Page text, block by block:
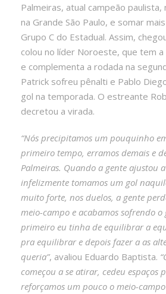
Palmeiras, atual campeão paulista,
na Grande São Paulo, e somar
Grupo C do Estadual. Assim,
colou no líder Noroeste, que tem
e complementa a rodada na
Patrick sofreu pênalti e Pablo
gol na temporada. O estreante
decretou a virada.
“Nós precipitamos um pouquinho
primeiro tempo, erramos demais e
Palmeiras. Quando a gente ajustou
infelizmente tomamos um gol
muito forte, nos duelos, a gente
meio-campo e acabamos sofrendo
primeiro eu tinha de equilibrar a
pra equilibrar e depois fazer a as
queria”, avaliou Eduardo Baptista.
começou a se atirar, cedeu espaços
reforçamos um pouco o meio-